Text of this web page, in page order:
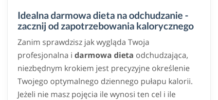
Idealna darmowa dieta na odchudzanie -
zacznij od zapotrzebowania kalorycznego
Zanim sprawdzisz jak wygląda Twoja
profesjonalna i darmowa dieta odchudzająca,
niezbędnym krokiem jest precyzyjne określenie
Twojego optymalnego dziennego pułapu kalorii.
Jeżeli nie masz pojęcia ile wynosi ten cel i ile